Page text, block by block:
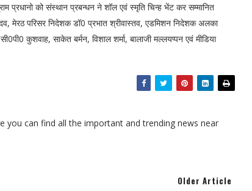
प्रधानो को संस्थान प्रबन्धन ने शॉल एवं स्मृति चिन्ह भेंट कर सम्मानित
मेरठ परिसर निदेशक डॉ0 प्रभात श्रीवास्तव, एडमिशन निदेशक अलका
कुशवाह, साकेत बर्मन, विशाल शर्मा, बालाजी मल्लयप्पन एवं मीडिया
you can find all the important and trending news near
Older Article